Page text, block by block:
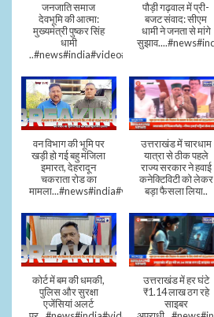
जनजाति समाज
देवभूमि की आत्मा:
मुख्यमंत्री पुष्कर सिंह
धामी
..#news#india#video#viral
पौड़ी गढ़वाल में प्री-
बजट संवाद: सीएम
धामी ने जनता से मांगे
वन विभाग की भूमि पर
खड़ी हो गई बहु मंजिला
इमारत, देहरादून
चकराता रोड का
मामला...#news#india#video
उत्तराखंड में चारधाम
यात्रा से ठीक पहले
राज्य सरकार ने हवाई
कनेक्टिविटी को लेकर
बड़ा फैसला लिया..
कोर्ट में बम की धमकी,
पुलिस और सुरक्षा
एजेंसियां अलर्ट
उत्तराखंड में हर घंटे
₹1.14 लाख ठग रहे
साइबर